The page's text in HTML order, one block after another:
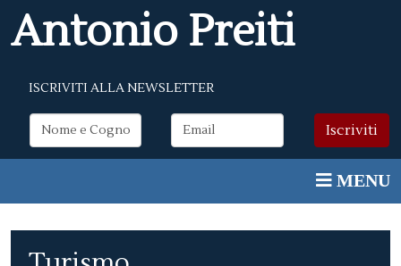
Antonio Preiti
ISCRIVITI ALLA NEWSLETTER